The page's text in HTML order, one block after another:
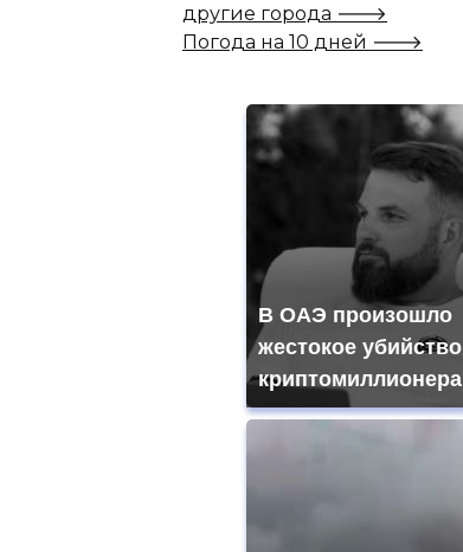
другие города 🡒
Погода на 10 дней 🡒
В ОАЭ произошло
жестокое убийство
криптомиллионера